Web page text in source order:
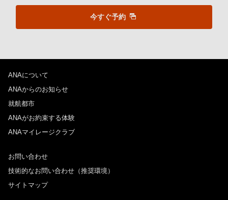
今すぐ予約
ANAについて
ANAからのお知らせ
就航都市
ANAがお約束する体験
ANAマイレージクラブ
お問い合わせ
技術的なお問い合わせ（推奨環境）
サイトマップ